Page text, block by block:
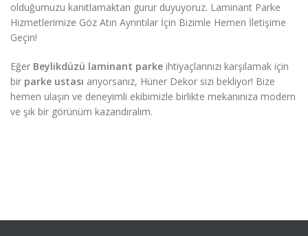
olduğumuzu kanıtlamaktan gurur duyuyoruz. Laminant Parke
Hizmetlerimize Göz Atın Ayrıntılar İçin Bizimle Hemen İletişime
Geçin!
Eğer Beylikdüzü laminant parke ihtiyaçlarınızı karşılamak için
bir parke ustası arıyorsanız, Hüner Dekor sizi bekliyor! Bize
hemen ulaşın ve deneyimli ekibimizle birlikte mekanınıza modern
ve şık bir görünüm kazandıralım.